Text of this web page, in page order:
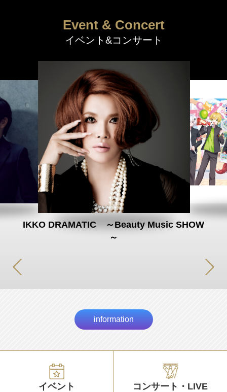
Event & Concert
イベント&コンサート
IKKO DRAMATIC ～Beauty Music SHOW
～
information
イベント コンサート・LIVE